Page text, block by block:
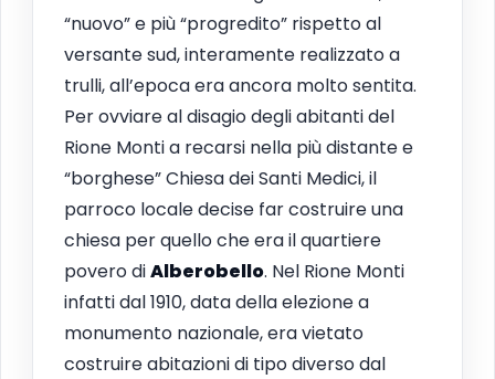
“nuovo” e più “progredito” rispetto al
versante sud, interamente realizzato a
trulli, all’epoca era ancora molto sentita.
Per ovviare al disagio degli abitanti del
Rione Monti a recarsi nella più distante e
“borghese” Chiesa dei Santi Medici, il
parroco locale decise far costruire una
chiesa per quello che era il quartiere
povero diAlberobello. Nel Rione Monti
infatti dal 1910, data della elezione a
monumento nazionale, era vietato
costruire abitazioni di tipo diverso dal